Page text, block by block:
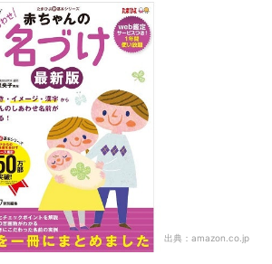
出典： amazon.co.jp